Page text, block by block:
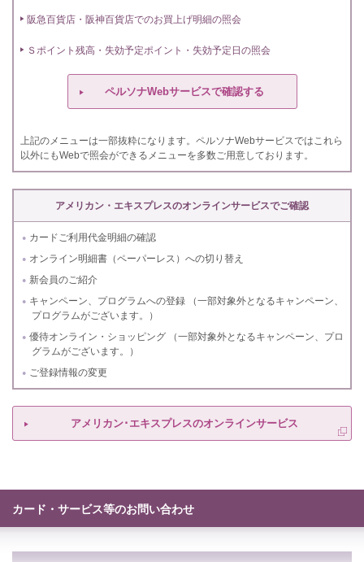
阪急百貨店・阪神百貨店でのお買上げ明細の照会
Ｓポイント残高・失効予定ポイント・失効予定日の照会
ペルソナWebサービスで確認する
上記のメニューは一部抜粋になります。ペルソナWebサービスではこれら
以外にもWebで照会ができるメニューを多数ご用意しております。
アメリカン・エキスプレスのオンラインサービスでご確認
カードご利用代金明細の確認
オンライン明細書（ペーパーレス）への切り替え
新会員のご紹介
キャンペーン、プログラムへの登録 （一部対象外となるキャンペーン、
プログラムがございます。）
優待オンライン・ショッピング （一部対象外となるキャンペーン、プロ
グラムがございます。）
ご登録情報の変更
アメリカン･エキスプレスのオンラインサービス
カード・サービス等のお問い合わせ